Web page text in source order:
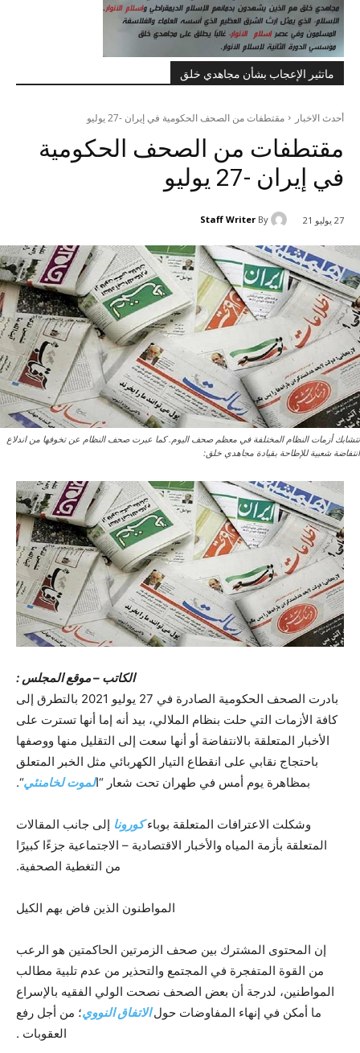
ماتثير الإعجاب بشأن مجاهدي خلق
أحدث الاخبار مقتطفات من الصحف الحكومية في إيران -27 يوليو
مقتطفات من الصحف الحكومية
في إيران -27 يوليو
27 يوليو 21 By
Staff Writer
تتشابك أزمات النظام المختلفة في معظم صحف اليوم. كما عبرت صحف النظام عن تخوفها من اندلاع
انتفاضة شعبية للإطاحة بقيادة مجاهدي خلق:
الکاتب – موقع المجلس :
بادرت الصحف الحكومية الصادرة في 27 يوليو 2021 بالتطرق إلى
كافة الأزمات التي حلت بنظام الملالي، بيد أنه إما أنها تسترت على
الأخبار المتعلقة بالانتفاضة أو أنها سعت إلى التقليل منها ووصفها
باحتجاج نقابي على انقطاع التيار الكهربائي مثل الخبر المتعلق
بمظاهرة يوم أمس في طهران تحت شعار “الموت لخامنئي“.
وشكلت الاعترافات المتعلقة بوباءكورونا إلى جانب المقالات
المتعلقة بأزمة المياه والأخبار الاقتصادية – الاجتماعية جزءًا كبيرًا
من التغطية الصحفية.
المواطنون الذين فاض بهم الكيل
إن المحتوى المشترك بين صحف الزمرتين الحاكمتين هو الرعب
من القوة المتفجرة في المجتمع والتحذير من عدم تلبية مطالب
المواطنين، لدرجة أن بعض الصحف نصحت الولي الفقيه بالإسراع
ما أمكن في إنهاء المفاوضات حولالاتفاق النووي؛ من أجل رفع
العقوبات .